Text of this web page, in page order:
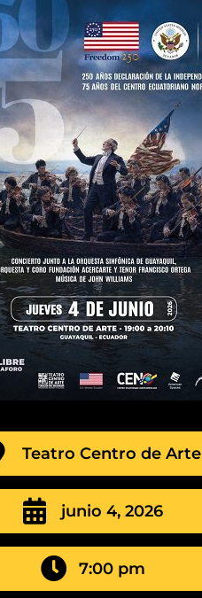
Teatro Centro de Arte
junio 4, 2026
7:00 pm